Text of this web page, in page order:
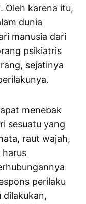
Oleh karena itu,
dunia
manusia dari
psikiatris
sejatinya
menebak
sesuatu yang
raut wajah,
harus
perilaku
dilakukan,